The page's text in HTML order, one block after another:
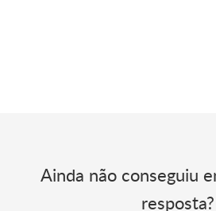
Ainda não conseguiu
resposta?